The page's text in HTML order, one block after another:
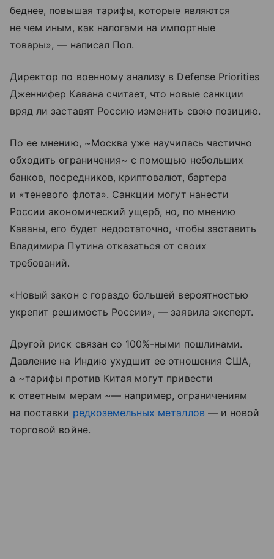
беднее, повышая тарифы, которые являются
не чем иным, как налогами на импортные
товары», — написал Пол.
Директор по военному анализу в Defense Priorities
Дженнифер Кавана считает, что новые санкции
вряд ли заставят Россию изменить свою позицию.
По ее мнению, ~Москва уже научилась частично
обходить ограничения~ с помощью небольших
банков, посредников, криптовалют, бартера
и «теневого флота». Санкции могут нанести
России экономический ущерб, но, по мнению
Каваны, его будет недостаточно, чтобы заставить
Владимира Путина отказаться от своих
требований.
«Новый закон с гораздо большей вероятностью
укрепит решимость России», — заявила эксперт.
Другой риск связан со 100%-ными пошлинами.
Давление на Индию ухудшит ее отношения США,
а ~тарифы против Китая могут привести
к ответным мерам ~— например, ограничениям
на поставки редкоземельных металлов — и новой
торговой войне.